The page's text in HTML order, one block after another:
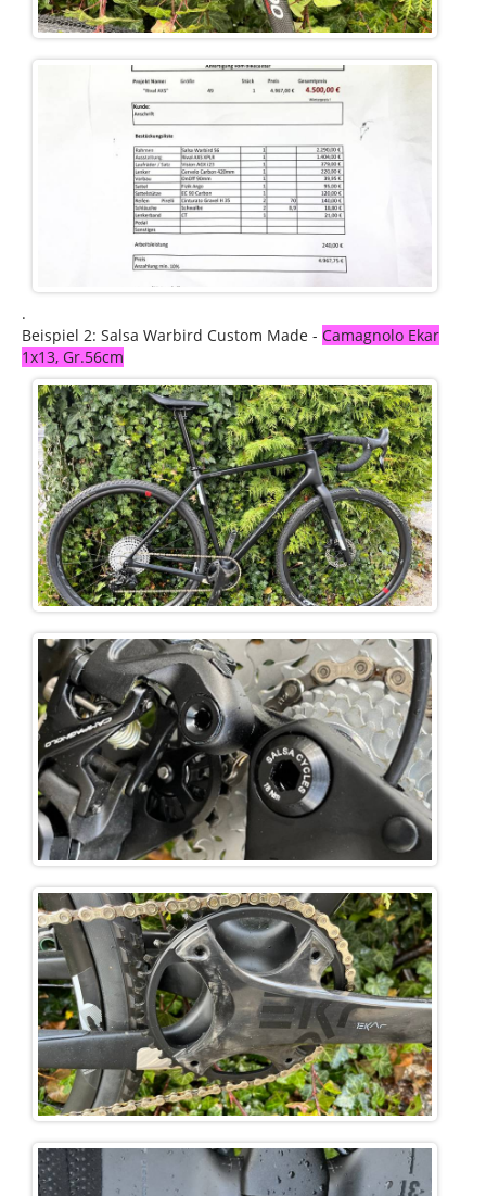
.
Beispiel 2: Salsa Warbird Custom Made - Camagnolo Ekar
1x13, Gr.56cm